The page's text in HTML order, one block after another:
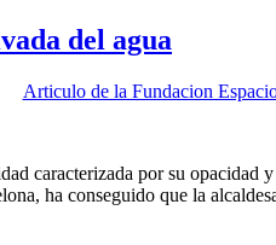
del agua
Articulo de la Fundacion
caracterizada por su
ha conseguido que la